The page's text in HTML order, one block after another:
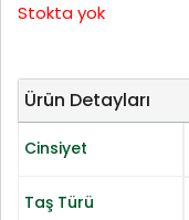
Stokta yok
Ürün Detayları
Cinsiyet
Taş Türü